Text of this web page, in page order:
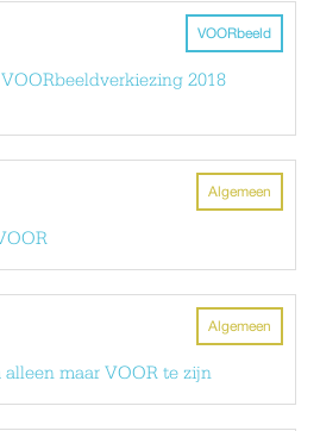
VOORbeeld
2018
Algemeen
Algemeen
maar VOOR te zijn